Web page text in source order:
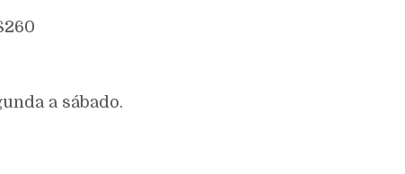
a sábado.